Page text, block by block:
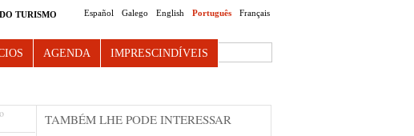
Español Galego English Português Français
TURISMO
Search this site
AGENDA IMPRESCINDÍVEIS
TAMBÉM LHE PODE INTERESSAR